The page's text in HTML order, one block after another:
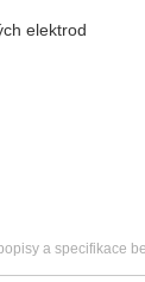
elektrod
a specifikace